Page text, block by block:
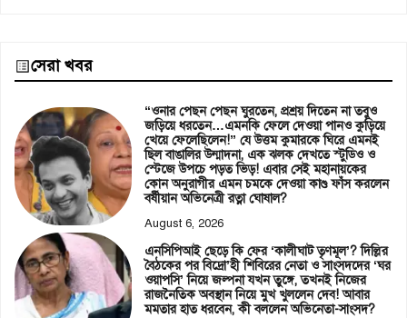
সেরা খবর
“ওনার পেছন পেছন ঘুরতেন, প্রশ্রয় দিতেন না তবুও
জড়িয়ে ধরতেন…এমনকি ফেলে দেওয়া পানও কুড়িয়ে
খেয়ে ফেলেছিলেন!” যে উত্তম কুমারকে ঘিরে এমনই
ছিল বাঙালির উন্মাদনা, এক ঝলক দেখতে স্টুডিও ও
স্টেজে উপচে পড়ত ভিড়! এবার সেই মহানায়কের
কোন অনুরাগীর এমন চমকে দেওয়া কাণ্ড ফাঁস করলেন
বর্ষীয়ান অভিনেত্রী রত্না ঘোষাল?
August 6, 2026
এনসিপিআই ছেড়ে কি ফের ‘কালীঘাট তৃণমূল’? দিল্লির
বৈঠকের পর বিদ্রো’হী শিবিরের নেতা ও সাংসদদের ‘ঘর
ওয়াপসি’ নিয়ে জল্পনা যখন তুঙ্গে, তখনই নিজের
রাজনৈতিক অবস্থান নিয়ে মুখ খুললেন দেব! আবার
মমতার হাত ধরবেন, কী বললেন অভিনেতা-সাংসদ?